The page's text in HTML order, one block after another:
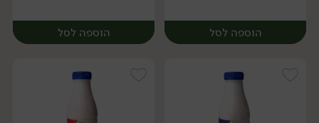
הוספה לסל הוספה לסל